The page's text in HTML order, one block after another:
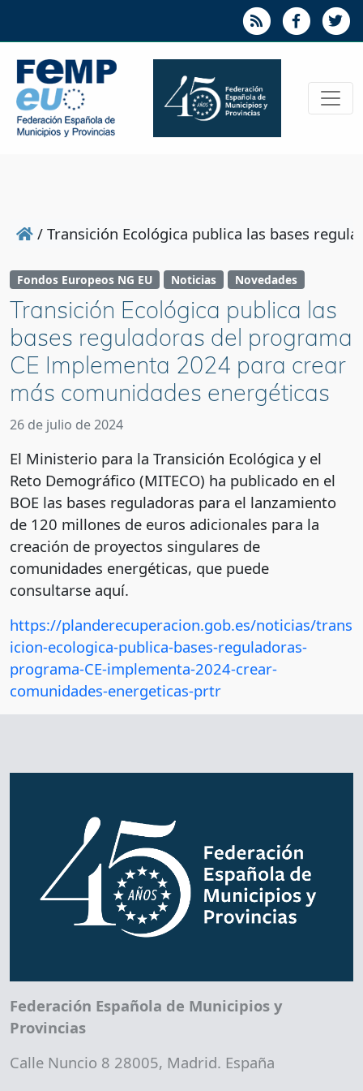
/ Transición Ecológica publica las bases
Fondos Europeos NG EU Noticias Novedades
Transición Ecológica publica las
bases reguladoras del programa
CE Implementa 2024 para crear
más comunidades energéticas
26 de julio de 2024
El Ministerio para la Transición Ecológica y el
Reto Demográfico (MITECO) ha publicado en el
BOE las bases reguladoras para el lanzamiento
de 120 millones de euros adicionales para la
creación de proyectos singulares de
comunidades energéticas, que puede
consultarse aquí.
https://planderecuperacion.gob.es/noticias/trans
icion-ecologica-publica-bases-reguladoras-
programa-CE-implementa-2024-crear-
comunidades-energeticas-prtr
Federación Española de Municipios y
Provincias
Calle Nuncio 8 28005, Madrid. España